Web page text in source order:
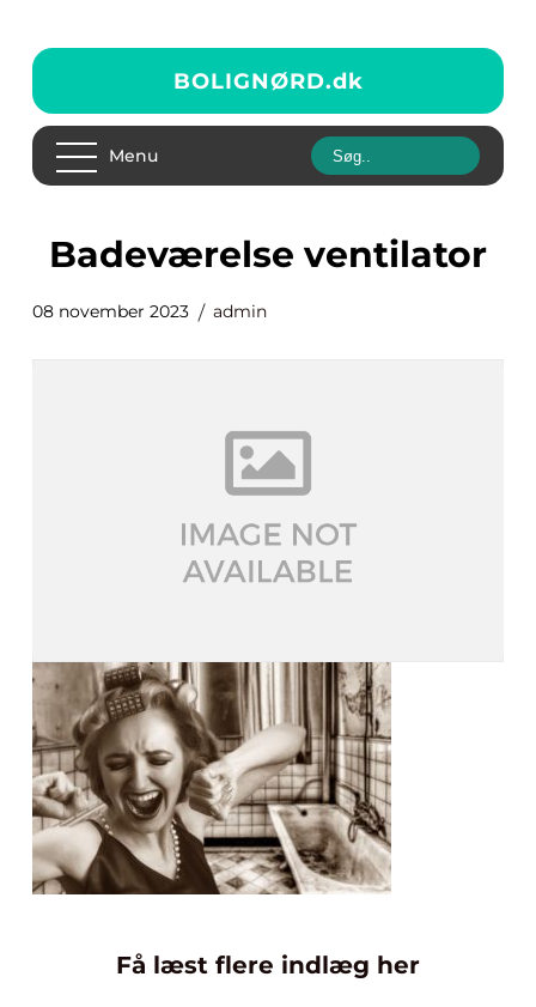
BOLIGNØRD.dk
Menu
badeværelse ventilator
08 november 2023 admin
Få læst flere indlæg her